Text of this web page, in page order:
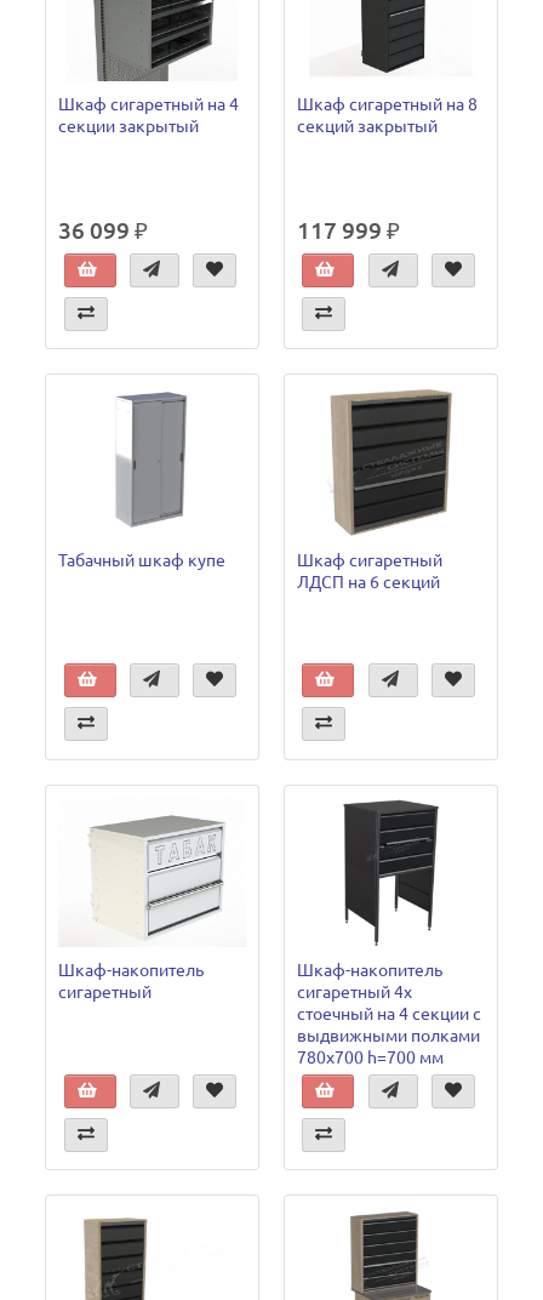
Шкаф сигаретный на 4
секции закрытый
36 099 ₽
Шкаф сигаретный на 8
секций закрытый
117 999 ₽
Табачный шкаф купе
Шкаф сигаретный
ЛДСП на 6 секций
Шкаф-накопитель
сигаретный
Шкаф-накопитель
сигаретный 4х
стоечный на 4 секции с
выдвижными полками
780х700 h=700 мм